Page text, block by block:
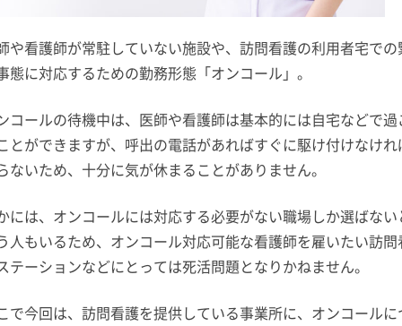
や看護師が常駐していない施設や、訪問看護の利用者宅での
態に対応するための勤務形態「オンコール」。
コールの待機中は、医師や看護師は基本的には自宅などで過
とができますが、呼出の電話があればすぐに駆け付けなけれ
ないため、十分に気が休まることがありません。
には、オンコールには対応する必要がない職場しか選ばない
人もいるため、オンコール対応可能な看護師を雇いたい訪問
テーションなどにとっては死活問題となりかねません。
で今回は、訪問看護を提供している事業所に、オンコールに